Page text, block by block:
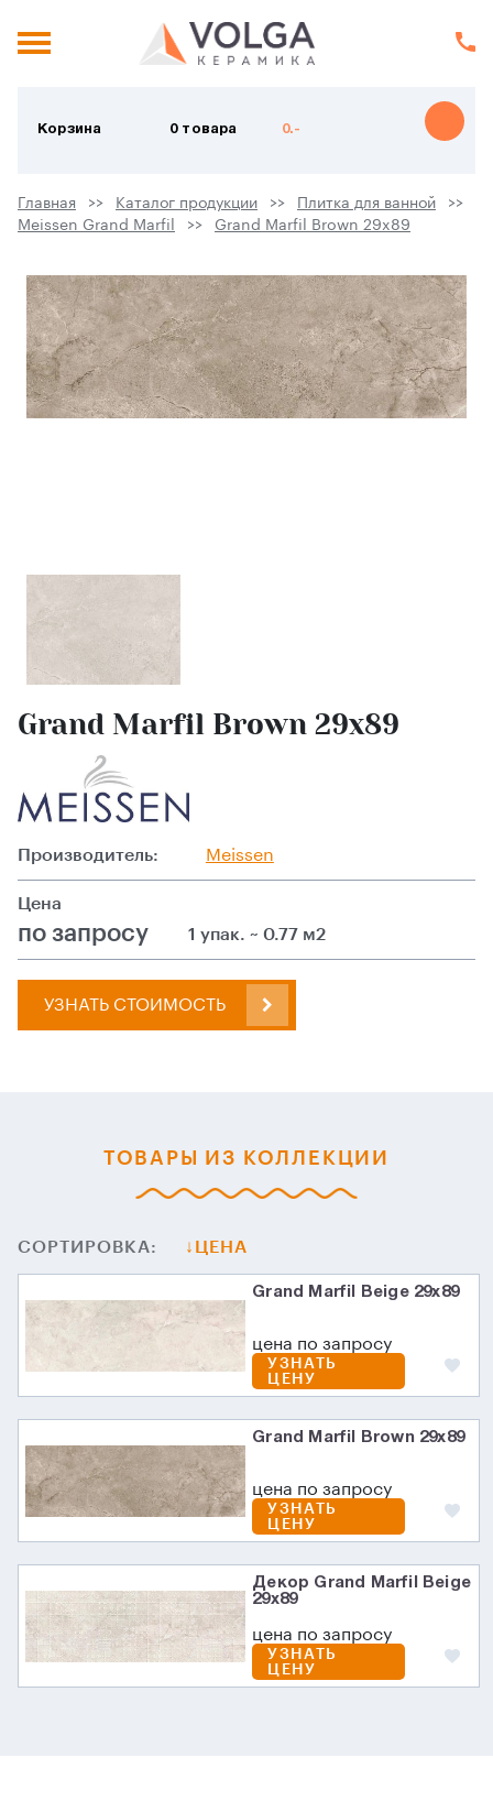
Корзина 0 товара 0.-
Главная Каталог продукции
Плитка для ванной
Meissen Grand Marfil
Grand Marfil Brown 29x89
Grand Marfil Brown 29x89
Производитель: Meissen
Цена
по запросу 1 упак. ~ 0.77 м2
УЗНАТЬ СТОИМОСТЬ
ТОВАРЫ ИЗ КОЛЛЕКЦИИ
СОРТИРОВКА: ЦЕНА
Grand Marfil Beige 29x89
цена по запросу
УЗНАТЬ
ЦЕНУ
Grand Marfil Brown 29x89
цена по запросу
УЗНАТЬ
ЦЕНУ
Декор Grand Marfil Beige
29x89
цена по запросу
УЗНАТЬ
ЦЕНУ